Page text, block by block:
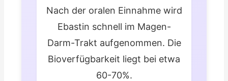
Nach der oralen Einnahme wird
Ebastin schnell im Magen-
Darm-Trakt aufgenommen. Die
Bioverfügbarkeit liegt bei etwa
60-70%.